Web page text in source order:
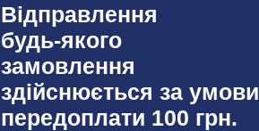
Відправлення
будь-якого
замовлення
здійснюється за умови
передоплати 100 грн.